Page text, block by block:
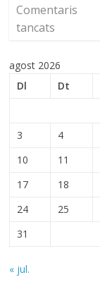
Comentaris
tancats
agost 2026
Dl
Dt
3
4
10
11
17
18
24
25
31
« jul.